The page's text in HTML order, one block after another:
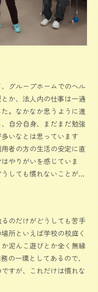
グループホームでのヘル
か、法人内の仕事は一通
。なかなか思うように進
自分自身、まだまだ勉強
いなとは思っています
者の方の生活の安定に直
やりがいを感じていま
しても慣れないことが…
のだけがどうしても苦手
所といえば学校の校庭く
泥んこ遊びとか全く無縁
の一環としてあるので、
すが、これだけは慣れな